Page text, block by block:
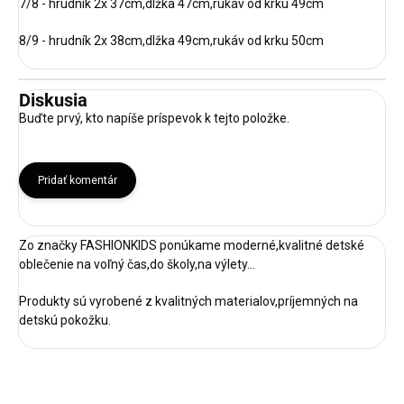
7/8 - hrudník 2x 37cm,dlžka 47cm,rukáv od krku 49cm
8/9 - hrudník 2x 38cm,dlžka 49cm,rukáv od krku 50cm
Diskusia
Buďte prvý, kto napíše príspevok k tejto položke.
Pridať komentár
Zo značky FASHIONKIDS ponúkame moderné,kvalitné detské
oblečenie na voľný čas,do školy,na výlety...
Produkty sú vyrobené z kvalitných materialov,príjemných na
detskú pokožku.